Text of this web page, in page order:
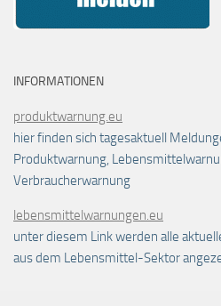
INFORMATIONEN
produktwarnung.eu
hier finden sich tagesaktuell
Produktwarnung,
Verbraucherwarnung
lebensmittelwarnungen.eu
unter diesem Link werden alle
aus dem Lebensmittel-Sektor